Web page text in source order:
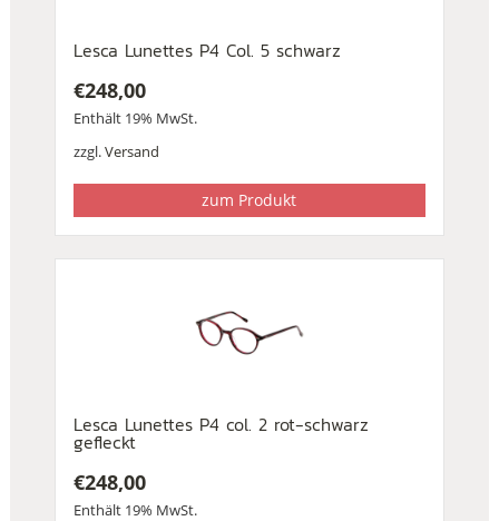
Lesca Lunettes P4 Col. 5 schwarz
€248,00
Enthält 19% MwSt.
zzgl.Versand
zum Produkt
Lesca Lunettes P4 col. 2 rot-schwarz
gefleckt
€248,00
Enthält 19% MwSt.